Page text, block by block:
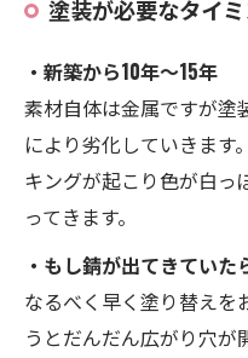
塗装が必要なタイ
・新築から10年～15年
素材自体は金属ですが塗
により劣化していきます
キングが起こり色が白っ
ってきます。
・もし錆が出てきていた
なるべく早く塗り替えを
うとだんだん広がり穴が